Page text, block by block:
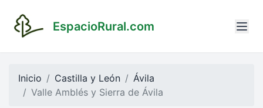
EspacioRural.com
Inicio Castilla y León
Ávila
Valle Amblés y Sierra de Ávila